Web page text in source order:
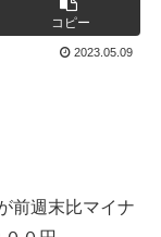
コピー
2023.05.09
前週末比マイナ